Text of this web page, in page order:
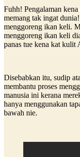
Fuhh! Pengalaman
memang tak ingat
menggoreng ikan keli.
menggoreng ikan keli
panas tue kena kat kulit
Disebabkan itu, sudip
membantu proses
manusia ini kerana
hanya menggunakan
bawah nie.